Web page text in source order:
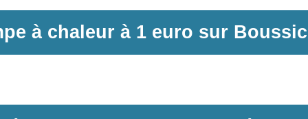
à chaleur à 1 euro sur